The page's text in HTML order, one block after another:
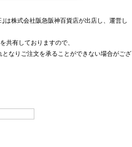
は株式会社阪急阪神百貨店が出店し、運営し
共有しておりますので、
なりご注文を承ることができない場合がござ